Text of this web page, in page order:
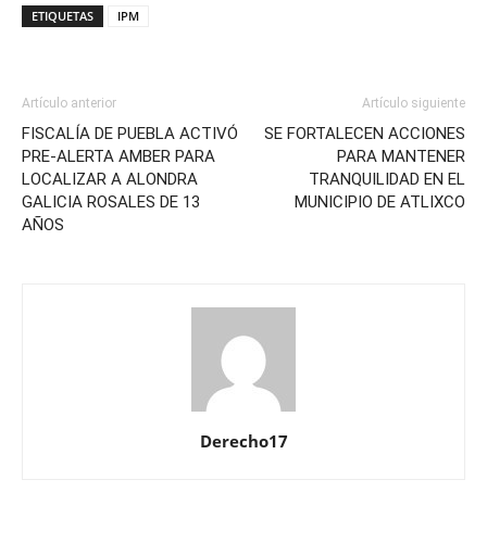
ETIQUETAS IPM
Artículo anterior
FISCALÍA DE PUEBLA ACTIVÓ
PRE-ALERTA AMBER PARA
LOCALIZAR A ALONDRA
GALICIA ROSALES DE 13
AÑOS
Artículo siguiente
SE FORTALECEN ACCIONES
PARA MANTENER
TRANQUILIDAD EN EL
MUNICIPIO DE ATLIXCO
Derecho17